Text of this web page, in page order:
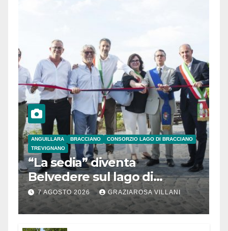
ANGUILLARA BRACCIANO
CONSORZIO LAGO DI BRACCIANO
TREVIGNANO
“La sedia” diventa
Belvedere sul lago di
Bracciano: ieri
l’inaugurazione
7 AGOSTO 2026 GRAZIAROSA VILLANI